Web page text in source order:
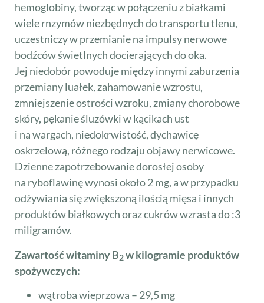
hemoglobiny, tworząc w połączeniu z białkami
wiele rnzymów niezbędnych do transportu tlenu,
uczestniczy w przemianie na impulsy nerwowe
bodźców świetlnych docierających do oka.
Jej niedobór powoduje między innymi zaburzenia
przemiany luałek, zahamowanie wzrostu,
zmniejszenie ostrości wzroku, zmiany chorobowe
skóry, pękanie śluzówki w kącikach ust
i na wargach, niedokrwistość, dychawicę
oskrzelową, różnego rodzaju objawy nerwicowe.
Dzienne zapotrzebowanie dorosłej osoby
na ryboflawinę wynosi około 2 mg, a w przypadku
odżywiania się zwiększoną ilością mięsa i innych
produktów białkowych oraz cukrów wzrasta do :3
miligramów.
Zawartość witaminy B2w kilogramie produktów
spożywczych:
wątroba wieprzowa – 29,5 mg